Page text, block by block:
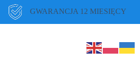
GWARANCJA 12 MIESIĘCY